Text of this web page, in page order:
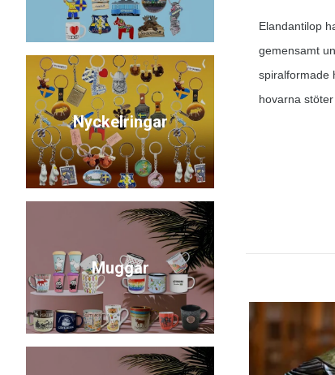
Nyckelringar
Muggar
Elandantilop
gemensamt
spiralformade
hovarna